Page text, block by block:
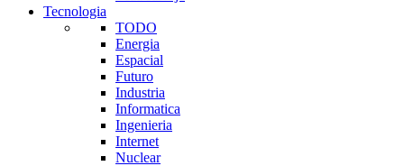
Tecnologia
TODO
Energia
Espacial
Futuro
Industria
Informatica
Ingenieria
Internet
Nuclear